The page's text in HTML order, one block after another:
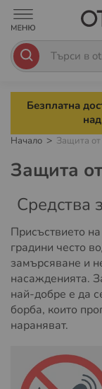
Безплатна
Начало Защита от
Защита
Средства
Присъствието
градини често
замърсяване и
насажденията.
най-добре е да
борба, които
нараняват.